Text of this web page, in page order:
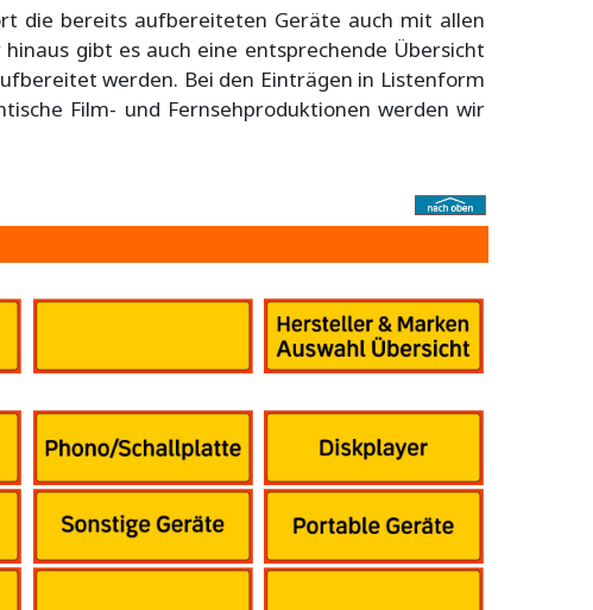
die bereits aufbereiteten Geräte auch mit allen
gibt es auch eine entsprechende Übersicht
werden. Bei den Einträgen in Listenform
Film- und Fernsehproduktionen werden wir